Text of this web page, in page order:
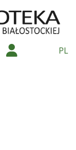
PL